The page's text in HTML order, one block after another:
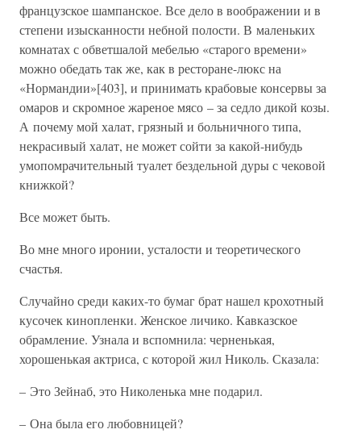
французское шампанское. Все дело в воображении и в
степени изысканности небной полости. В маленьких
комнатах с обветшалой мебелью «старого времени»
можно обедать так же, как в ресторане-люкс на
«Нормандии»[403], и принимать крабовые консервы за
омаров и скромное жареное мясо – за седло дикой козы.
А почему мой халат, грязный и больничного типа,
некрасивый халат, не может сойти за какой-нибудь
умопомрачительный туалет бездельной дуры с чековой
книжкой?
Все может быть.
Во мне много иронии, усталости и теоретического
счастья.
Случайно среди каких-то бумаг брат нашел крохотный
кусочек кинопленки. Женское личико. Кавказское
обрамление. Узнала и вспомнила: черненькая,
хорошенькая актриса, с которой жил Николь. Сказала:
– Это Зейнаб, это Николенька мне подарил.
– Она была его любовницей?